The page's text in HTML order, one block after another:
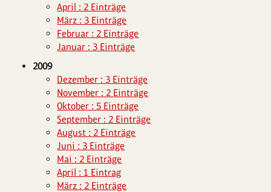
April : 2 Einträge
März : 3 Einträge
Februar : 2 Einträge
Januar : 3 Einträge
2009
Dezember : 3 Einträge
November : 2 Einträge
Oktober : 5 Einträge
September : 2 Einträge
August : 2 Einträge
Juni : 3 Einträge
Mai : 2 Einträge
April : 1 Eintrag
März : 2 Einträge